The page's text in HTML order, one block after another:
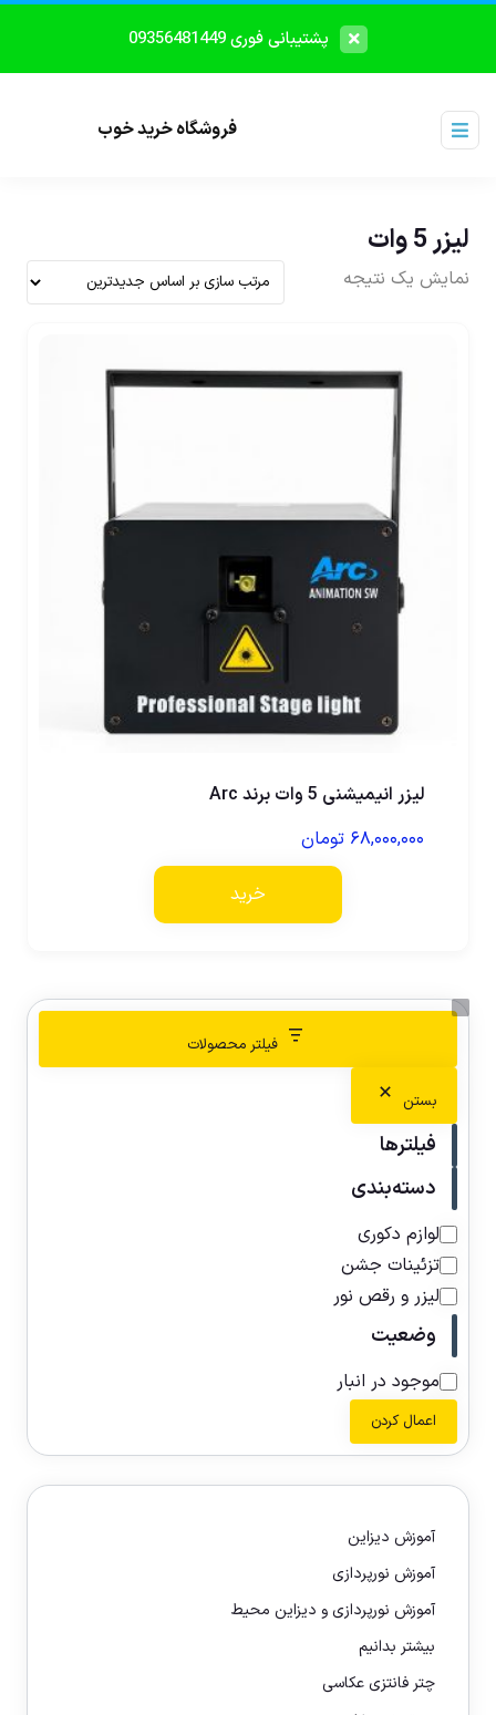
پشتیبانی فوری 09356481449
فروشگاه خرید خوب
لیزر 5 وات
نمایش یک نتیجه
لیزر انیمیشنی 5 وات برند Arc
۶۸,۰۰۰,۰۰۰ تومان
خرید
فیلتر محصولات
بستن
فیلترها
دسته‌بندی
لوازم دکوری
تزئینات جشن
لیزر و رقص نور
وضعیت
موجود در انبار
اعمال کردن
آموزش دیزاین
آموزش نورپردازی
آموزش نورپردازی و دیزاین محیط
بیشتر بدانیم
چتر فانتزی عکاسی